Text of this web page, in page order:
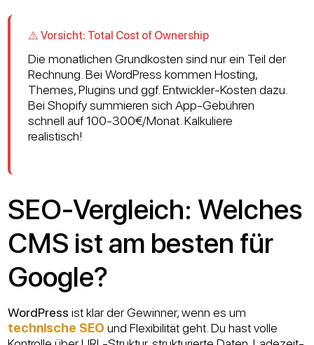
⚠️ Vorsicht: Total Cost of Ownership
Die monatlichen Grundkosten sind nur ein Teil der
Rechnung. Bei WordPress kommen Hosting,
Themes, Plugins und ggf. Entwickler-Kosten dazu.
Bei Shopify summieren sich App-Gebühren
schnell auf 100-300€/Monat. Kalkuliere
realistisch!
SEO-Vergleich: Welches
CMS ist am besten für
Google?
WordPress ist klar der Gewinner, wenn es um
technische SEO und Flexibilität geht. Du hast volle